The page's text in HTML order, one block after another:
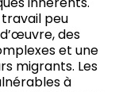
peu
des
et une
migrants. Les
à